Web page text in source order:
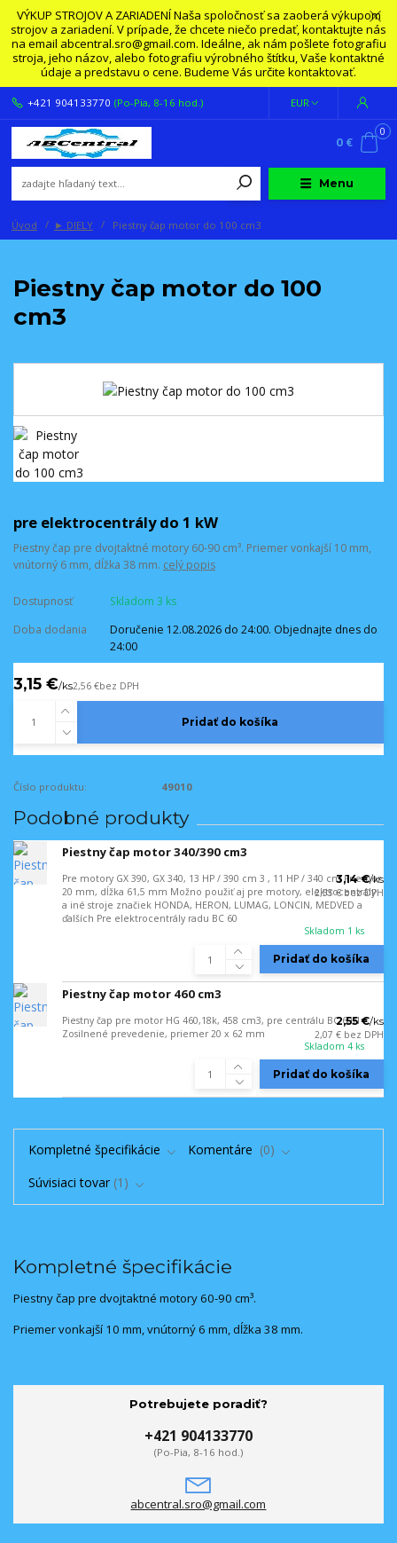
VÝKUP STROJOV A ZARIADENÍ Naša spoločnosť sa zaoberá výkupom
strojov a zariadení. V prípade, že chcete niečo predať, kontaktujte nás
na email abcentral.sro@gmail.com. Ideálne, ak nám pošlete fotografiu
stroja, jeho názov, alebo fotografiu výrobného štítku, Vaše kontaktné
údaje a predstavu o cene. Budeme Vás určite kontaktovať.
Menu
EUR
+421 904133770 (Po-Pia, 8-16 hod.)
0
0 €
Úvod ► DIELY Piestny čap motor do 100 cm3
Piestny čap motor do 100
cm3
pre elektrocentrály do 1 kW
Piestny čap pre dvojtaktné motory 60-90 cm³. Priemer vonkajší 10 mm,
vnútorný 6 mm, dĺžka 38 mm. celý popis
Dostupnosť
Skladom 3 ks
Doba dodania
Doručenie 12.08.2026 do 24:00. Objednajte dnes do
24:00
3,15 €/ks2,56 €bez DPH
Pridať do košíka
Číslo produktu: 49010
Podobné produkty
Piestny čap motor 340/390 cm3
Pre motory GX 390, GX 340, 13 HP / 390 cm 3 , 11 HP / 340 cm Priemer
20 mm, dĺžka 61,5 mm Možno použiť aj pre motory, elektrocentrály
a iné stroje značiek HONDA, HERON, LUMAG, LONCIN, MEDVED a
ďalších Pre elektrocentrály radu BC 60
3,14 €/ks
2,55 €bez DPH
Skladom 1 ks
Pridať do košíka
Piestny čap motor 460 cm3
Piestny čap pre motor HG 460,18k, 458 cm3, pre centrálu BC 60N
Zosilnené prevedenie, priemer 20 x 62 mm
2,55 €/ks
2,07 € bez DPH
Skladom 4 ks
Pridať do košíka
Kompletné špecifikácie Komentáre
0
Súvisiaci tovar 1
Kompletné špecifikácie
Piestny čap pre dvojtaktné motory 60-90 cm³.
Priemer vonkajší 10 mm, vnútorný 6 mm, dĺžka 38 mm.
Potrebujete poradiť?
+421 904133770
(Po-Pia, 8-16 hod.)
abcentral.sro@gmail.com